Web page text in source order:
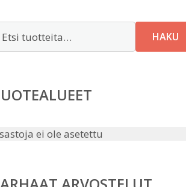
HAKU
ei ole asetettu